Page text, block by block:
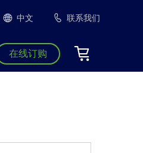
中文 联系我们
在线订购